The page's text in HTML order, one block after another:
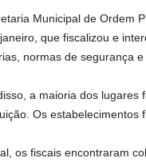
Municipal de Ordem
que fiscalizou e
normas de segurança
a maioria dos lugares
Os estabelecimentos
os fiscais encontraram